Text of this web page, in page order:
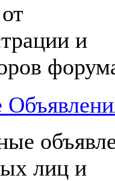
и
лиц и